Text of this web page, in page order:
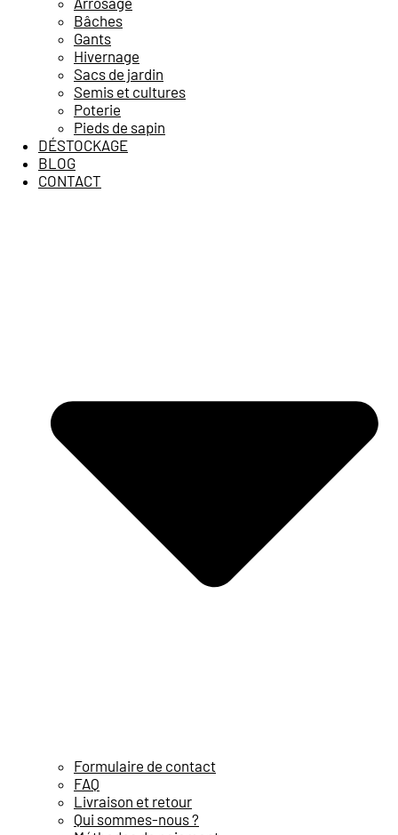
Bâches
Gants
Hivernage
Sacs de jardin
Semis et cultures
Poterie
Pieds de sapin
DÉSTOCKAGE
BLOG
CONTACT
Formulaire de contact
FAQ
Livraison et retour
Qui sommes-nous ?